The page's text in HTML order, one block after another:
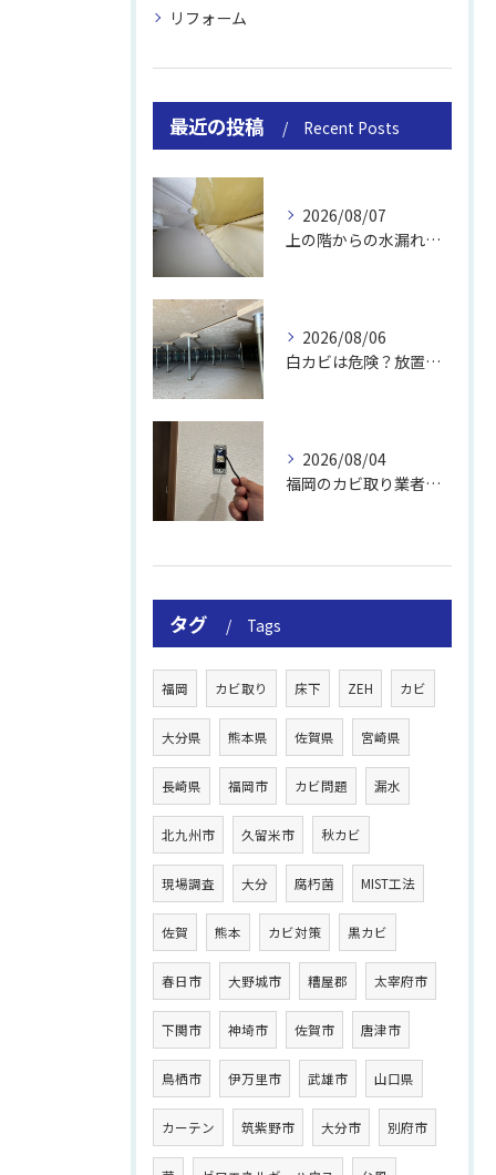
リフォーム
最近の投稿 Recent Posts
2026/08/07
上の階からの水漏れでカビ｜対処法と業者
2026/08/06
白カビは危険？放置のリスクと取り方
2026/08/04
福岡のカビ取り業者おすすめの選び方と費用
タグ Tags
福岡 カビ取り 床下 ZEH カビ
大分県 熊本県 佐賀県 宮崎県
長崎県 福岡市 カビ問題 漏水
北九州市 久留米市 秋カビ
現場調査 大分 腐朽菌 MIST工法
佐賀 熊本 カビ対策 黒カビ
春日市 大野城市 糟屋郡 太宰府市
下関市 神埼市 佐賀市 唐津市
鳥栖市 伊万里市 武雄市 山口県
カーテン 筑紫野市 大分市 別府市